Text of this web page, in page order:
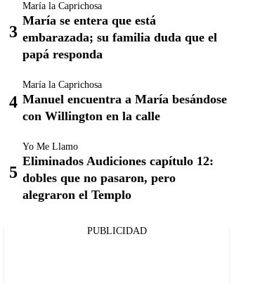
María la Caprichosa
María se entera que está
embarazada; su familia duda que el
papá responda
María la Caprichosa
Manuel encuentra a María besándose
con Willington en la calle
Yo Me Llamo
Eliminados Audiciones capítulo 12:
dobles que no pasaron, pero
alegraron el Templo
PUBLICIDAD